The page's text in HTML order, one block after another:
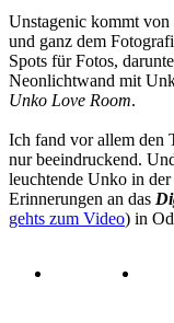
Unstagenic kommt von
und ganz dem
Spots für Fotos,
Neonlichtwand mit
Unko Love Room.
Ich fand vor allem den
nur beeindruckend.
leuchtende Unko in
Erinnerungen an das
gehts zum Video) in